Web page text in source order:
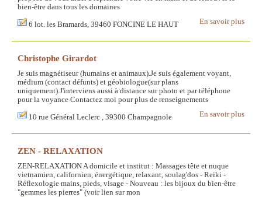
bien-être dans tous les domaines
En savoir plus
6 lot. les Bramards, 39460 FONCINE LE HAUT
Christophe Girardot
Je suis magnétiseur (humains et animaux).Je suis également voyant,
médium (contact défunts) et géobiologue(sur plans
uniquement).J'interviens aussi à distance sur photo et par téléphone
pour la voyance Contactez moi pour plus de renseignements
En savoir plus
10 rue Général Leclerc , 39300 Champagnole
ZEN - RELAXATION
ZEN-RELAXATION A domicile et institut : Massages tête et nuque
vietnamien, californien, énergétique, relaxant, soulag'dos - Reiki -
Réflexologie mains, pieds, visage - Nouveau : les bijoux du bien-être
"gemmes les pierres" (voir lien sur mon